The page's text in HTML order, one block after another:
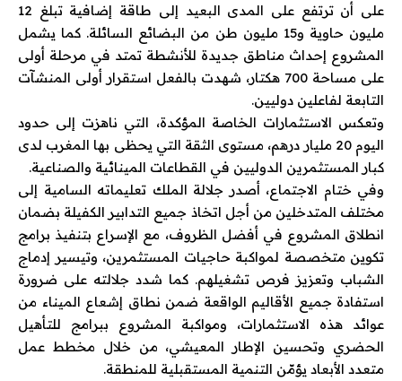
على أن ترتفع على المدى البعيد إلى طاقة إضافية تبلغ 12
مليون حاوية و15 مليون طن من البضائع السائلة. كما يشمل
المشروع إحداث مناطق جديدة للأنشطة تمتد في مرحلة أولى
على مساحة 700 هكتار، شهدت بالفعل استقرار أولى المنشآت
التابعة لفاعلين دوليين.
وتعكس الاستثمارات الخاصة المؤكدة، التي ناهزت إلى حدود
اليوم 20 مليار درهم، مستوى الثقة التي يحظى بها المغرب لدى
كبار المستثمرين الدوليين في القطاعات المينائية والصناعية.
وفي ختام الاجتماع، أصدر جلالة الملك تعليماته السامية إلى
مختلف المتدخلين من أجل اتخاذ جميع التدابير الكفيلة بضمان
انطلاق المشروع في أفضل الظروف، مع الإسراع بتنفيذ برامج
تكوين متخصصة لمواكبة حاجيات المستثمرين، وتيسير إدماج
الشباب وتعزيز فرص تشغيلهم. كما شدد جلالته على ضرورة
استفادة جميع الأقاليم الواقعة ضمن نطاق إشعاع الميناء من
عوائد هذه الاستثمارات، ومواكبة المشروع ببرامج للتأهيل
الحضري وتحسين الإطار المعيشي، من خلال مخطط عمل
متعدد الأبعاد يؤمّن التنمية المستقبلية للمنطقة.